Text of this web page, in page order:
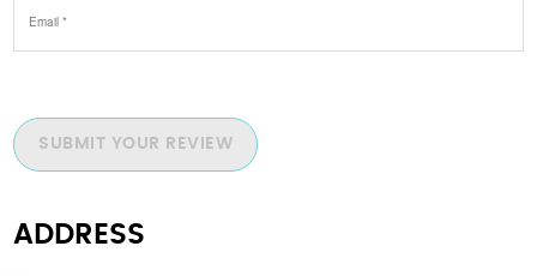
SUBMIT YOUR REVIEW
ADDRESS